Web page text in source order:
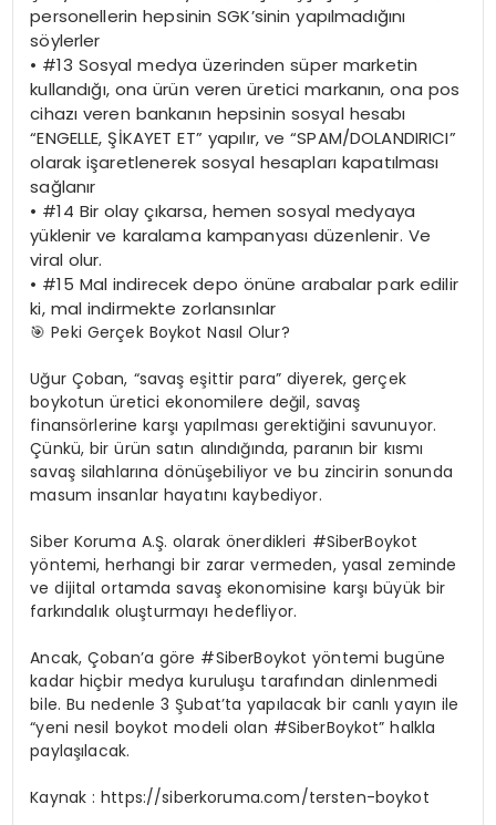
personellerin hepsinin SGK’sinin yapılmadığını
söylerler
• #13 Sosyal medya üzerinden süper marketin
kullandığı, ona ürün veren üretici markanın, ona pos
cihazı veren bankanın hepsinin sosyal hesabı
“ENGELLE, ŞİKAYET ET” yapılır, ve “SPAM/DOLANDIRICI”
olarak işaretlenerek sosyal hesapları kapatılması
sağlanır
• #14 Bir olay çıkarsa, hemen sosyal medyaya
yüklenir ve karalama kampanyası düzenlenir. Ve
viral olur.
• #15 Mal indirecek depo önüne arabalar park edilir
ki, mal indirmekte zorlansınlar
🎯 Peki Gerçek Boykot Nasıl Olur?
Uğur Çoban, “savaş eşittir para” diyerek, gerçek
boykotun üretici ekonomilere değil, savaş
finansörlerine karşı yapılması gerektiğini savunuyor.
Çünkü, bir ürün satın alındığında, paranın bir kısmı
savaş silahlarına dönüşebiliyor ve bu zincirin sonunda
masum insanlar hayatını kaybediyor.
Siber Koruma A.Ş. olarak önerdikleri #SiberBoykot
yöntemi, herhangi bir zarar vermeden, yasal zeminde
ve dijital ortamda savaş ekonomisine karşı büyük bir
farkındalık oluşturmayı hedefliyor.
Ancak, Çoban’a göre #SiberBoykotyöntemi bugüne
kadar hiçbir medya kuruluşu tarafından dinlenmedi
bile. Bu nedenle3 Şubat’ta yapılacak bir canlı yayın ile
“yeni nesil boykot modeli olan #SiberBoykot” halkla
paylaşılacak.
Kaynak :https://siberkoruma.com/tersten-boykot